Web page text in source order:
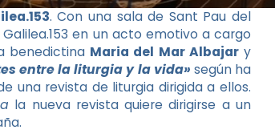
. Con una sala de Sant Pau del
en un acto emotivo a cargo
benedictina Maria del Mar Albajary
entre la liturgia y la vida» según ha
una revista de liturgia dirigida a ellos.
la nueva revista quiere dirigirse a un